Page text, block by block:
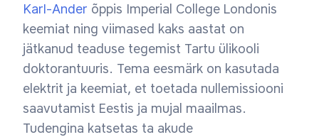
Karl-Ander õppis Imperial College Londonis
keemiat ning viimased kaks aastat on
jätkanud teaduse tegemist Tartu ülikooli
doktorantuuris. Tema eesmärk on kasutada
elektrit ja keemiat, et toetada nullemissiooni
saavutamist Eestis ja mujal maailmas.
Tudengina katsetas ta akude